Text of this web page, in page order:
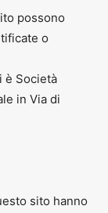
possono
o
è Società
in Via di
sito hanno